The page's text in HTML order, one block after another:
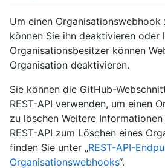
Um einen Organisationswebhook
können Sie ihn deaktivieren oder
Organisationsbesitzer können
Organisation deaktivieren.
Sie können die GitHub-
REST-API verwenden, um einen
zu löschen Weitere
REST-API zum Löschen eines
finden Sie unter „REST-API-
Organisationswebhooks“.